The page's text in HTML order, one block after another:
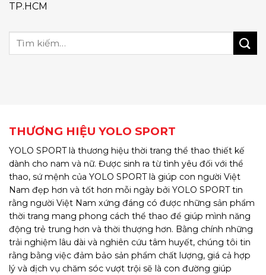
TP.HCM
THƯƠNG HIỆU YOLO SPORT
YOLO SPORT là thương hiệu thời trang thể thao thiết kế
dành cho nam và nữ. Được sinh ra từ tình yêu đối với thể
thao, sứ mệnh của YOLO SPORT là giúp con người Việt
Nam đẹp hơn và tốt hơn mỗi ngày bởi YOLO SPORT tin
rằng người Việt Nam xứng đáng có được những sản phẩm
thời trang mang phong cách thể thao để giúp mình năng
động trẻ trung hơn và thời thượng hơn. Bằng chính những
trải nghiệm lâu dài và nghiên cứu tâm huyết, chúng tôi tin
rằng bằng việc đảm bảo sản phẩm chất lượng, giá cả hợp
lý và dịch vụ chăm sóc vượt trội sẽ là con đường giúp